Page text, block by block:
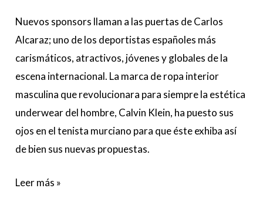
Nuevos sponsors llaman a las puertas de Carlos
Alcaraz; uno de los deportistas españoles más
carismáticos, atractivos, jóvenes y globales de la
escena internacional. La marca de ropa interior
masculina que revolucionara para siempre la estética
underwear del hombre, Calvin Klein, ha puesto sus
ojos en el tenista murciano para que éste exhiba así
de bien sus nuevas propuestas.
Leer más »